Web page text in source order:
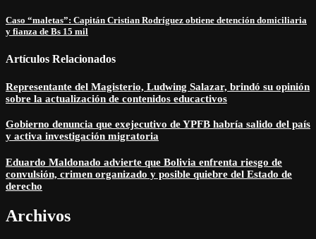
Caso “maletas”: Capitán Cristian Rodríguez obtiene detención domiciliaria
y fianza de Bs 15 mil
Artículos Relacionados
Representante del Magisterio, Ludwing Salazar, brindó su opinión
sobre la actualización de contenidos educactivos
Gobierno denuncia que exejecutivo de YPFB habría salido del país
y activa investigación migratoria
Eduardo Maldonado advierte que Bolivia enfrenta riesgo de
convulsión, crimen organizado y posible quiebre del Estado de
derecho
Archivos